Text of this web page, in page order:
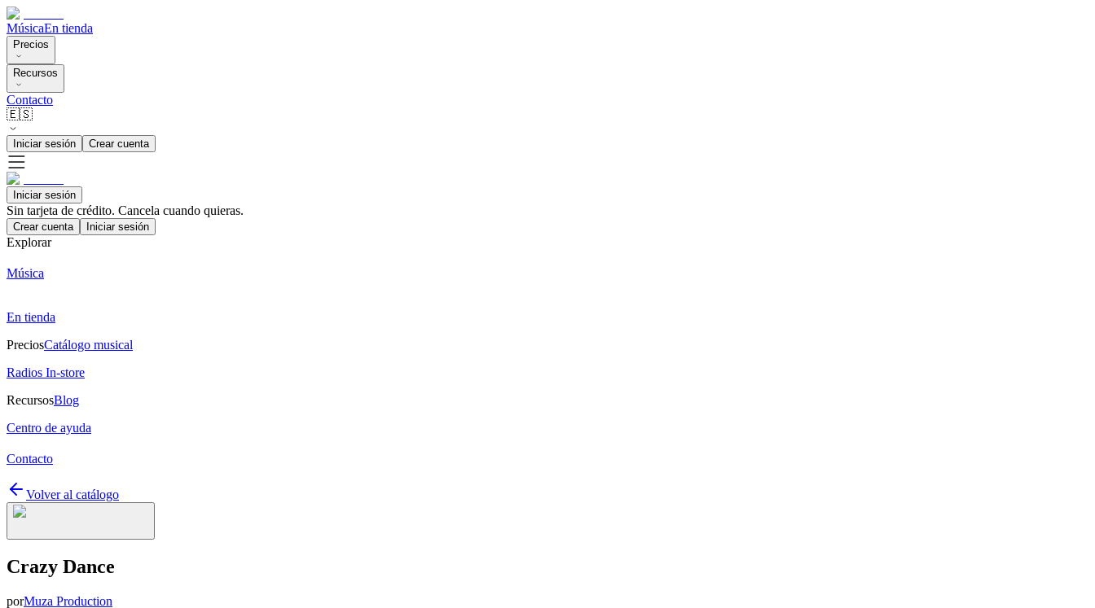
MúsicaEn tienda
Precios
Recursos
Contacto
🇪🇸
Iniciar sesión Crear cuenta
Iniciar sesión
Sin tarjeta de crédito. Cancela cuando quieras.
Crear cuenta Iniciar sesión
Explorar
Música
En tienda
PreciosCatálogo musical
Radios In-store
RecursosBlog
Centro de ayuda
Contacto
Volver al catálogo
Crazy Dance
porMuza Production